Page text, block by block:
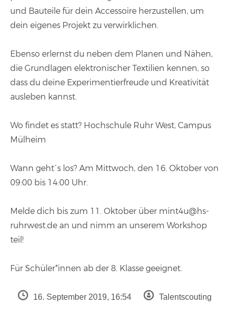
und Bauteile für dein Accessoire herzustellen, um
dein eigenes Projekt zu verwirklichen.
Ebenso erlernst du neben dem Planen und Nähen,
die Grundlagen elektronischer Textilien kennen, so
dass du deine Experimentierfreude und Kreativität
ausleben kannst.
Wo findet es statt? Hochschule Ruhr West, Campus
Mülheim
Wann geht´s los? Am Mittwoch, den 16. Oktober von
09:00 bis 14:00 Uhr.
Melde dich bis zum 11. Oktober über mint4u@hs-
ruhrwest.de an und nimm an unserem Workshop
teil!
Für Schüler*innen ab der 8. Klasse geeignet.
16. September 2019, 16:54 Talentscouting